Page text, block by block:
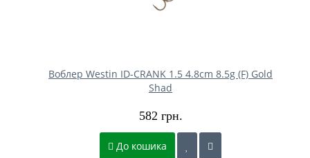
Воблер Westin ID-CRANK 1.5 4.8cm 8.5g (F) Gold
Shad
582 грн.
До кошика